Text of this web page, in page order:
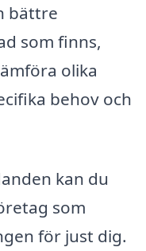
bättre
som finns,
olika
behov och
kan du
som
för just dig.